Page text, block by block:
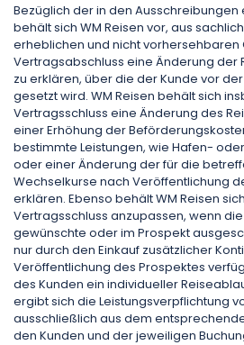
Bezüglich der in den
behält sich WM Reisen vor, aus
erheblichen und nicht vorhersehbaren
Vertragsabschluss eine Änderung der
zu erklären, über die der Kunde vor
gesetzt wird. WM Reisen behält sich
Vertragsschluss eine Änderung des
einer Erhöhung der
bestimmte Leistungen, wie Hafen-
oder einer Änderung der für die
Wechselkurse nach Veröffentlichung
erklären. Ebenso behält WM Reisen
Vertragsschluss anzupassen, wenn
gewünschte oder im Prospekt
nur durch den Einkauf zusätzlicher
Veröffentlichung des Prospektes
des Kunden ein individueller
ergibt sich die Leistungsverpflichtung
ausschließlich aus dem
den Kunden und der jeweiligen